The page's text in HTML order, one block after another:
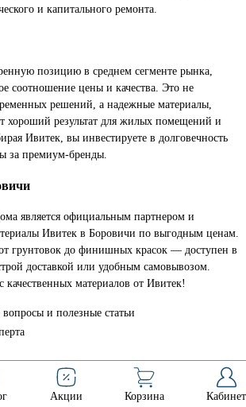
и капитального ремонта.
позицию в среднем сегменте рынка,
соотношение цены и качества. Это не
решений, а надежные материалы,
хороший результат для жилых помещений и
Ивитек, вы инвестируете в долговечность
за премиум-бренды.
является официальным партнером и
Ивитек в Боровичи по выгодным ценам.
грунтовок до финишных красок — доступен в
доставкой или удобным самовывозом.
материалов от Ивитек!
вопросы и полезные статьи
Акции Корзина Кабинет